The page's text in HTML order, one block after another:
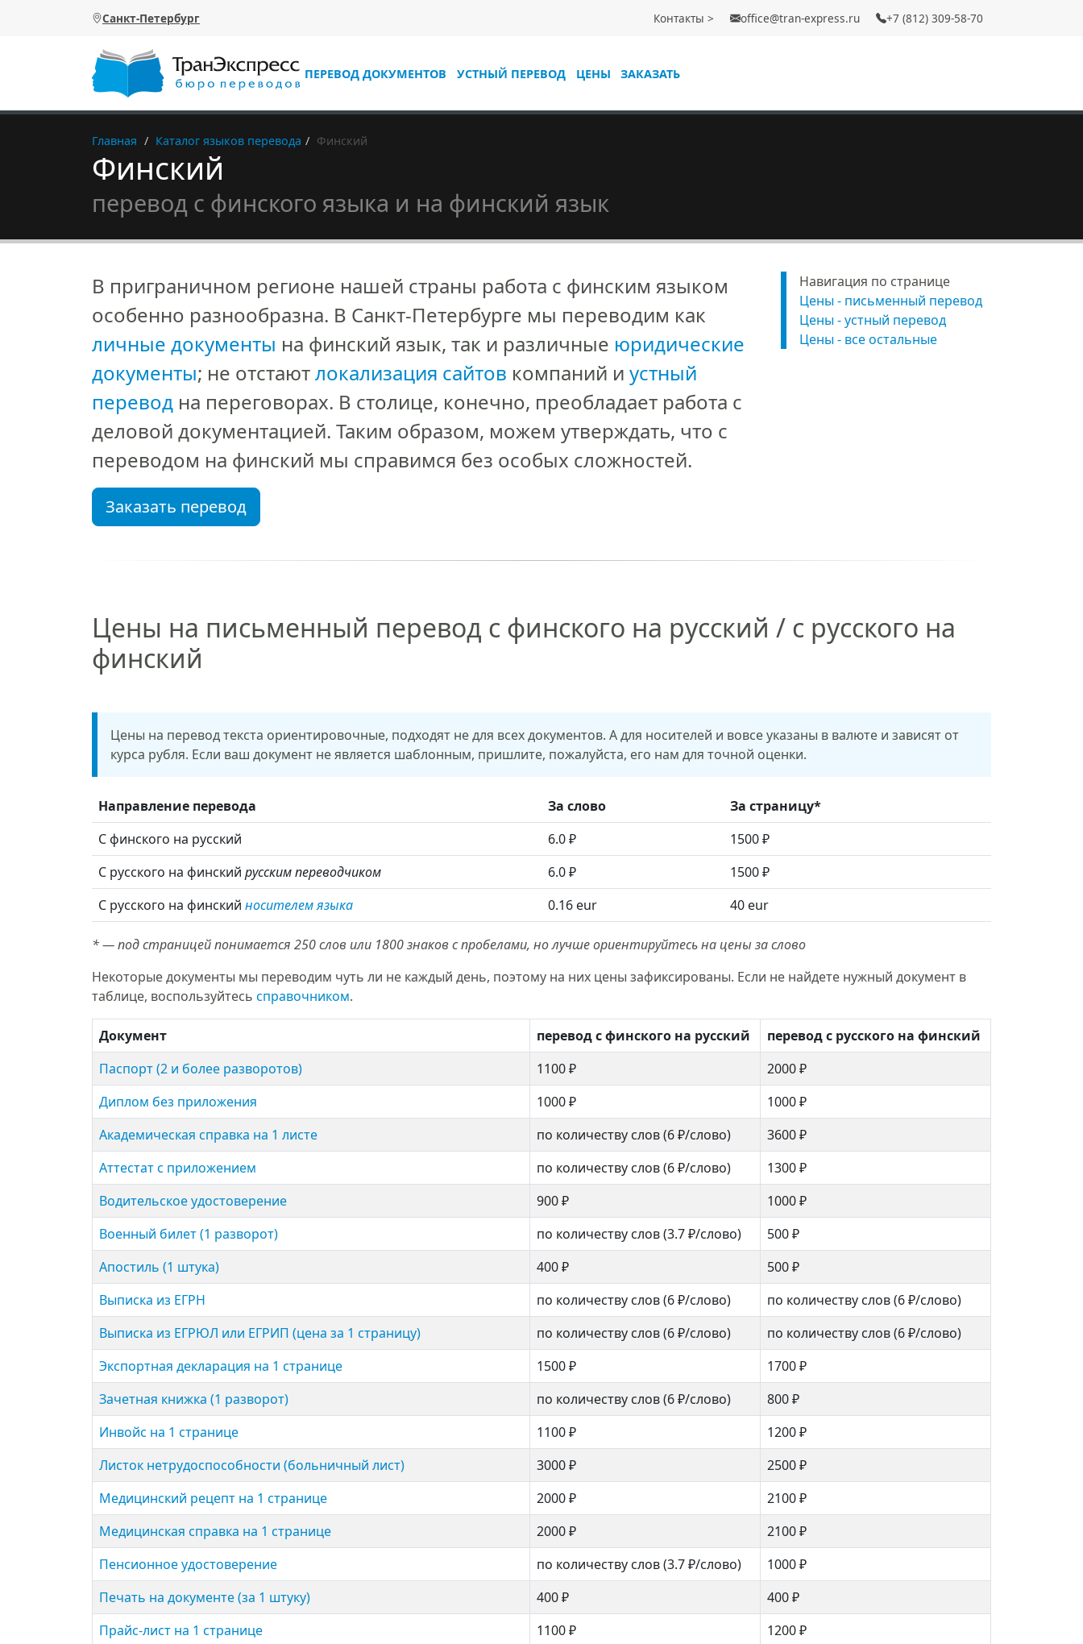
Перейти к основному содержанию
Санкт-Петербург Контакты office@tran-express.ru +7 (812) 309-58-70
ПЕРЕВОД ДОКУМЕНТОВ УСТНЫЙ ПЕРЕВОД ЦЕНЫ ЗАКАЗАТЬ
Главная Каталог языков перевода Финский
Финский
перевод с финского языка и на финский язык
В приграничном регионе нашей страны работа с финским языком
особенно разнообразна. В Санкт-Петербурге мы переводим как
личные документы на финский язык, так и различные юридические
документы; не отстаютлокализация сайтов компаний и устный
перевод на переговорах. В столице, конечно, преобладает работа с
деловой документацией. Таким образом, можем утверждать, что с
переводом на финский мы справимся без особых сложностей.
Заказать перевод
Навигация по странице
Цены - письменный перевод
Цены - устный перевод
Цены - все остальные
Цены на письменный перевод с финского на русский / с русского на
финский
Цены на перевод текста ориентировочные, подходят не для всех документов. А для носителей и вовсе указаны в валюте и зависят от
курса рубля. Если ваш документ не является шаблонным, пришлите, пожалуйста, его нам для точной оценки.
Направление перевода За слово
За страницу*
С финского на русский
6.0 ₽
1500 ₽
С русского на финский русским переводчиком 6.0 ₽
1500 ₽
С русского на финский носителем языка 0.16 eur 40 eur
* — под страницей понимается 250 слов или 1800 знаков с пробелами, но лучше ориентируйтесь на цены за слово
Некоторые документы мы переводим чуть ли не каждый день, поэтому на них цены зафиксированы. Если не найдете нужный документ в
таблице, воспользуйтесь справочником.
Документ перевод с финского на русский
перевод с русского на финский
Паспорт (2 и более разворотов)
1100 ₽
2000 ₽
Диплом без приложения
1000 ₽
1000 ₽
Академи­ческая справка на 1 листе
по количеству слов(6 ₽/слово)
3600 ₽
Аттестат с приложением
по количеству слов(6 ₽/слово)
1300 ₽
Водительское удостове­рение
900 ₽
1000 ₽
Военный билет (1 разворот)
по количеству слов(3.7 ₽/слово)
500 ₽
Апостиль (1 штука)
400 ₽
500 ₽
Выписка из ЕГРН
по количеству слов(6 ₽/слово) по количеству слов(6 ₽/слово)
Выписка из ЕГРЮЛ или ЕГРИП (цена за 1 страницу)
по количеству слов(6 ₽/слово) по количеству слов(6 ₽/слово)
Экспортная декларация на 1 странице
1500 ₽
1700 ₽
Зачетная книжка (1 разворот)
по количеству слов(6 ₽/слово)
800 ₽
Инвойс на 1 странице
1100 ₽
1200 ₽
Листок нетрудо­способности (больничный лист)
3000 ₽
2500 ₽
Медицинский рецепт на 1 странице
2000 ₽
2100 ₽
Медицинская справка на 1 странице
2000 ₽
2100 ₽
Пенсионное удостове­рение
по количеству слов(3.7 ₽/слово)
1000 ₽
Печать на документе (за 1 штуку)
400 ₽
400 ₽
Прайс-лист на 1 странице
1100 ₽
1200 ₽